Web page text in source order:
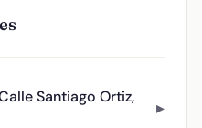
Santiago Ortiz,